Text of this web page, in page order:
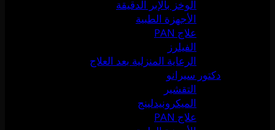
الوخز بالإبر الدقيقة
الأجهزة الطبية
علاج PAN
الفيلرز
الرعاية المنزلية بعد العلاج
دكتور سيرانو
التقشير
الميكرونيدلينج
علاج PAN